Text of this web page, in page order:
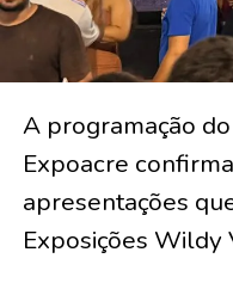
A programação
Expoacre
apresentações
Exposições Wildy